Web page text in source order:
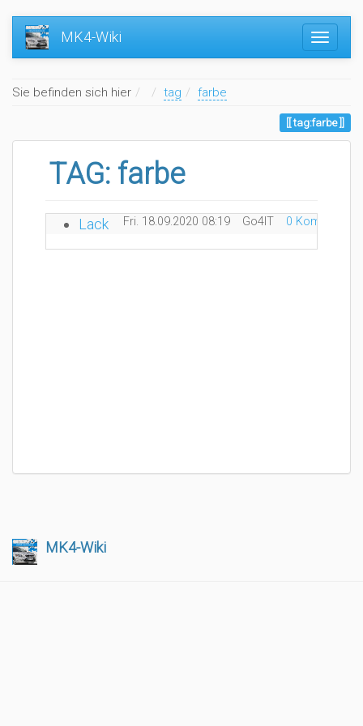
MK4-Wiki
Sie befinden sich hier Home
tag farbe
tag:farbe
TAG: farbe
Lack Fri. 18.09.2020 08:19 Go4IT 0 Kommentare
MK4-Wiki